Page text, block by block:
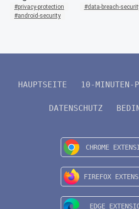
privacy-protection
data-breach-
android-security
HAUPTSEITE 10-MINUTEN-
DATENSCHUTZ